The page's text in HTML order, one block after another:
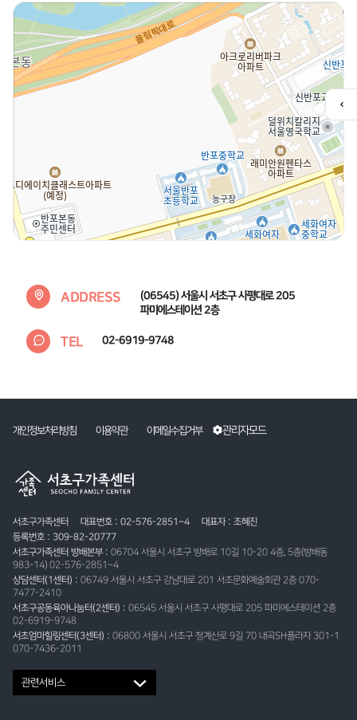
전화
02-6919-9748
ADDRESS
(06545) 서울시 서초구 사평대로 205
파미에스테이션 2층
TEL 02-6919-9748
개인정보처리방침 이용약관 이메일수집거부 관리자모드
서초구가족센터 대표번호 : 02-576-2851~4
대표자 : 조혜진
등록번호 : 309-82-20777
서초구가족센터 방배본부 : 06704 서울시 서초구 방배로 10길 10-20 4층, 5층(방배동
983-14) 02-576-2851~4
상담센터(1센터) : 06749 서울시 서초구 강남대로 201 서초문화예술회관 2층 070-
7477-2410
서초구공동육아나눔터(2센터) : 06545 서울시 서초구 사평대로 205 파미에스테이션 2층
02-6919-9748
서초엄마힐링센터(3센터) : 06800 서울시 서초구 청계산로 9길 70 내곡SH플라자 301-1
070-7436-2011
관련서비스
퀵
메
뉴
열
기